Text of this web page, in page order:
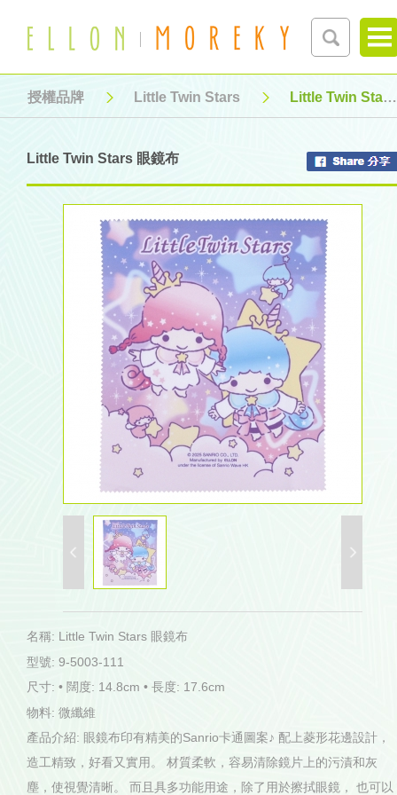
授權品牌 Little Twin Stars Little Twin Stars 眼鏡布
Little Twin Stars 眼鏡布
名稱: Little Twin Stars 眼鏡布
型號: 9-5003-111
尺寸: • 闊度: 14.8cm • 長度: 17.6cm
物料: 微纖維
產品介紹: 眼鏡布印有精美的Sanrio卡通圖案♪ 配上菱形花邊設計，
造工精致，好看又實用。 材質柔軟，容易清除鏡片上的污漬和灰
塵，使視覺清晰。 而且具多功能用途，除了用於擦拭眼鏡， 也可以